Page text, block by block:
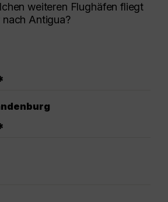
weiteren Flughäfen fliegt
Antigua?